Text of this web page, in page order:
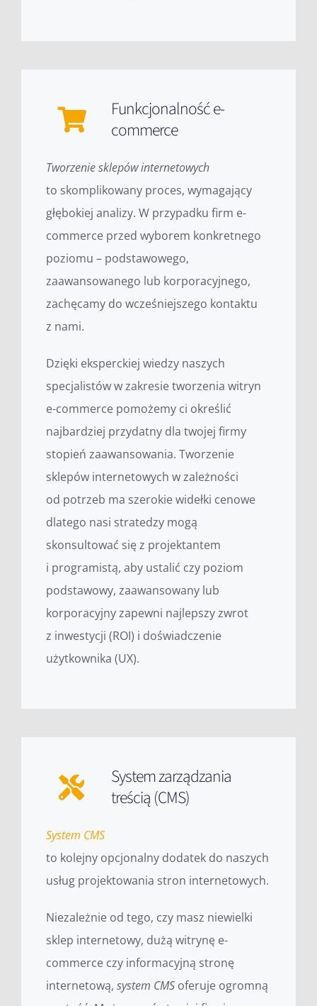
Funkcjonalność e-
commerce
Tworzenie sklepów internetowych
to skomplikowany proces, wymagający
głębokiej analizy. W przypadku firm e-
commerce przed wyborem konkretnego
poziomu – podstawowego,
zaawansowanego lub korporacyjnego,
zachęcamy do wcześniejszego kontaktu
z nami.
Dzięki eksperckiej wiedzy naszych
specjalistów w zakresie tworzenia witryn
e-commerce pomożemy ci określić
najbardziej przydatny dla twojej firmy
stopień zaawansowania. Tworzenie
sklepów internetowych w zależności
od potrzeb ma szerokie widełki cenowe
dlatego nasi stratedzy mogą
skonsultować się z projektantem
i programistą, aby ustalić czy poziom
podstawowy, zaawansowany lub
korporacyjny zapewni najlepszy zwrot
z inwestycji (ROI) i doświadczenie
użytkownika (UX).
System zarządzania
treścią (CMS)
System CMS
to kolejny opcjonalny dodatek do naszych
usług projektowania stron internetowych.
Niezależnie od tego, czy masz niewielki
sklep internetowy, dużą witrynę e-
commerce czy informacyjną stronę
internetową, system CMS oferuje ogromną